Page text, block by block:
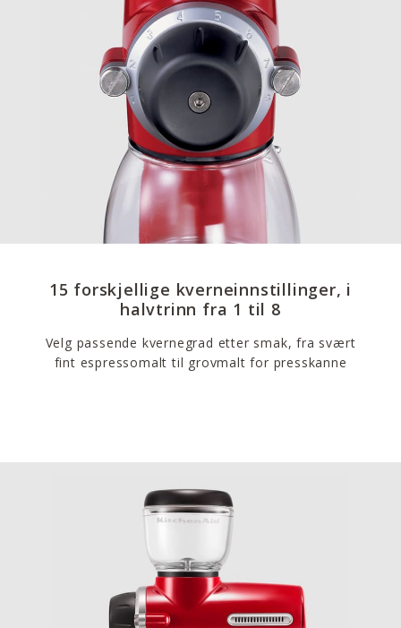
15 forskjellige kverneinnstillinger, i
halvtrinn fra 1 til 8
Velg passende kvernegrad etter smak, fra svært
fint espressomalt til grovmalt for presskanne